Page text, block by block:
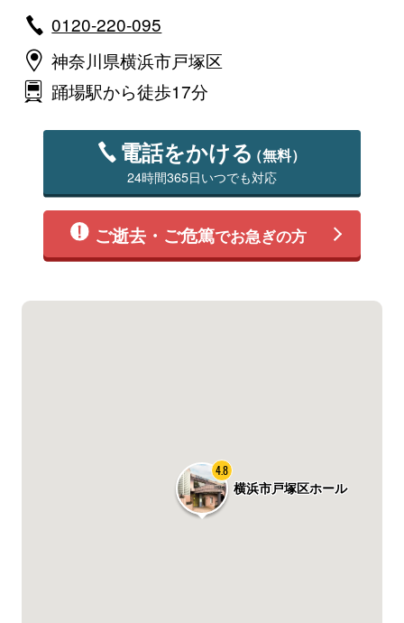
0120-220-095
神奈川県横浜市戸塚区
踊場駅から徒歩17分
電話をかける（無料）
24時間365日いつでも対応
ご逝去・ご危篤でお急ぎの方
横浜市戸塚区ホール
4.8